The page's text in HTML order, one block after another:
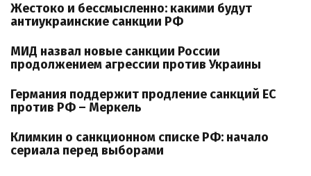
Жестоко и бессмысленно: какими будут
антиукраинские санкции РФ
МИД назвал новые санкции России
продолжением агрессии против Украины
Германия поддержит продление санкций ЕС
против РФ – Меркель
Климкин о санкционном списке РФ: начало
сериала перед выборами